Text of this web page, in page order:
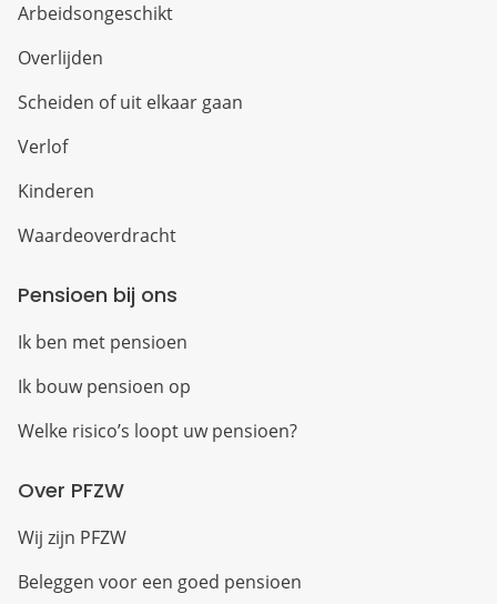
Arbeidsongeschikt
Overlijden
Scheiden of uit elkaar gaan
Verlof
Kinderen
Waardeoverdracht
Pensioen bij ons
Ik ben met pensioen
Ik bouw pensioen op
Welke risico’s loopt uw pensioen?
Over PFZW
Wij zijn PFZW
Beleggen voor een goed pensioen